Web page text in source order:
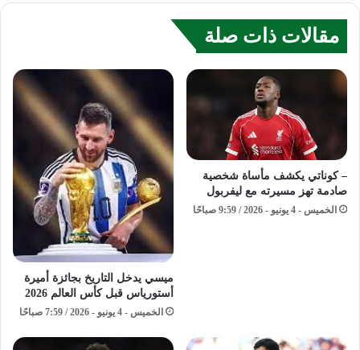
مقالات ذات صلة
– كوناتي يكشف مأساة شخصية
صادمة تهز مسيرته مع ليفربول
الخميس - 4 يونيو - 2026 / 9:59 صباحًا
ميسي يدخل التاريخ بجائزة أميرة
أستورياس قبل كأس العالم 2026
الخميس - 4 يونيو - 2026 / 7:59 صباحًا